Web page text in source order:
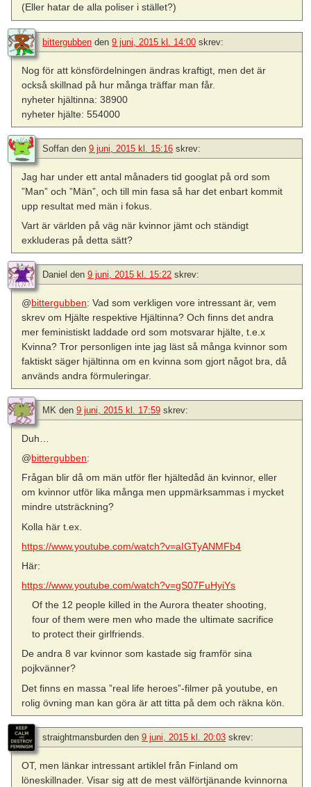
(Eller hatar de alla poliser i stället?)
bittergubben den 9 juni, 2015 kl. 14:00 skrev:
Nog för att könsfördelningen ändras kraftigt, men det är
också skillnad på hur många träffar man får.
nyheter hjältinna: 38900
nyheter hjälte: 554000
Soffan den 9 juni, 2015 kl. 15:16 skrev:
Jag har under ett antal månaders tid googlat på ord som
”Man” och ”Män”, och till min fasa så har det enbart kommit
upp resultat med män i fokus.
Vart är världen på väg när kvinnor jämt och ständigt
exkluderas på detta sätt?
Daniel den 9 juni, 2015 kl. 15:22 skrev:
@bittergubben: Vad som verkligen vore intressant är, vem
skrev om Hjälte respektive Hjältinna? Och finns det andra
mer feministiskt laddade ord som motsvarar hjälte, t.e.x
Kvinna? Tror personligen inte jag läst så många kvinnor som
faktiskt säger hjältinna om en kvinna som gjort något bra, då
används andra förmuleringar.
MK den 9 juni, 2015 kl. 17:59 skrev:
Duh…
@bittergubben:
Frågan blir då om män utför fler hjältedåd än kvinnor, eller
om kvinnor utför lika många men uppmärksammas i mycket
mindre utsträckning?
Kolla här t.ex.
https://www.youtube.com/watch?v=aIGTyANMFb4
Här:
https://www.youtube.com/watch?v=gS07FuHyiYs
Of the 12 people killed in the Aurora theater shooting,
four of them were men who made the ultimate sacrifice
to protect their girlfriends.
De andra 8 var kvinnor som kastade sig framför sina
pojkvänner?
Det finns en massa ”real life heroes”-filmer på youtube, en
rolig övning man kan göra är att titta på dem och räkna kön.
straightmansburden den 9 juni, 2015 kl. 20:03 skrev:
OT, men länkar intressant artiklel från Finland om
löneskillnader. Visar sig att de mest välförtjänande kvinnorna